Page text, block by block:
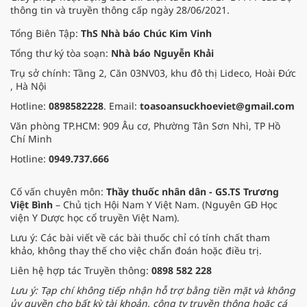
thông tin và truyền thông cấp ngày 28/06/2021.
Tổng Biên Tập: ThS Nhà báo Chúc Kim Vinh
Tổng thư ký tòa soạn: Nhà báo Nguyễn Khải
Trụ sở chính: Tầng 2, Căn 03NV03, khu đô thị Lideco, Hoài Đức
, Hà Nội
Hotline: 0898582228. Email: toasoansuckhoeviet@gmail.com
Văn phòng TP.HCM: 909 Âu cơ, Phường Tân Sơn Nhì, TP Hồ
Chí Minh
Hotline: 0949.737.666
Cố vấn chuyên môn: Thầy thuốc nhân dân - GS.TS Trương
Việt Bình – Chủ tịch Hội Nam Y Việt Nam. (Nguyên GĐ Học
viện Y Dược học cổ truyền Việt Nam).
Lưu ý: Các bài viết về các bài thuốc chỉ có tính chất tham
khảo, không thay thế cho việc chẩn đoán hoặc điều trị.
Liên hệ hợp tác Truyền thông: 0898 582 228
Lưu ý: Tạp chí không tiếp nhận hỗ trợ bằng tiền mặt và không
ủy quyền cho bất kỳ tài khoản, công ty truyền thông hoặc cá